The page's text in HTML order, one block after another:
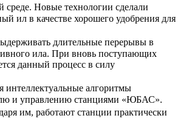
Новые технологии сделали
ил в качестве хорошего удобрения для
длительные перерывы в
ила. При вновь поступающих
данный процесс в силу
алгоритмы
и управлению станциями «ЮБАС».
им, работают станции практически